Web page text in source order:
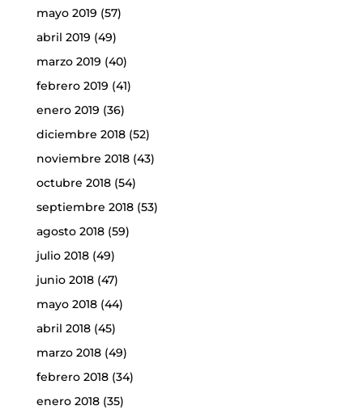
mayo 2019 (57)
abril 2019 (49)
marzo 2019 (40)
febrero 2019 (41)
enero 2019 (36)
diciembre 2018(52)
noviembre 2018(43)
octubre 2018(54)
septiembre 2018(53)
agosto 2018(59)
julio 2018(49)
junio 2018(47)
mayo 2018(44)
abril 2018(45)
marzo 2018(49)
febrero 2018(34)
enero 2018(35)